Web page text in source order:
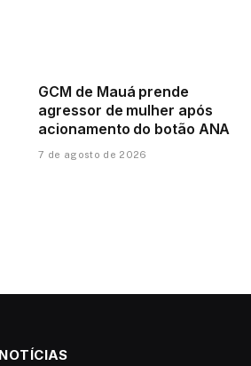
GCM de Mauá prende
agressor de mulher após
acionamento do botão ANA
7 de agosto de 2026